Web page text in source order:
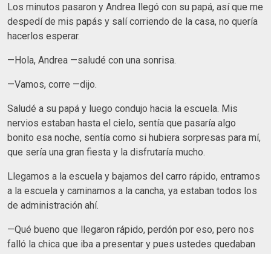
Los minutos pasaron y Andrea llegó con su papá, así que me
despedí de mis papás y salí corriendo de la casa, no quería
hacerlos esperar.
—Hola, Andrea —saludé con una sonrisa.
—Vamos, corre —dijo.
Saludé a su papá y luego condujo hacia la escuela. Mis
nervios estaban hasta el cielo, sentía que pasaría algo
bonito esa noche, sentía como si hubiera sorpresas para mí,
que sería una gran fiesta y la disfrutaría mucho.
Llegamos a la escuela y bajamos del carro rápido, entramos
a la escuela y caminamos a la cancha, ya estaban todos los
de administración ahí.
—Qué bueno que llegaron rápido, perdón por eso, pero nos
falló la chica que iba a presentar y pues ustedes quedaban